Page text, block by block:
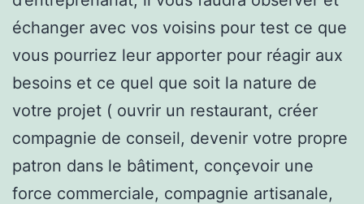
échanger avec vos voisins pour test ce que
vous pourriez leur apporter pour réagir aux
besoins et ce quel que soit la nature de
votre projet ( ouvrir un restaurant, créer
compagnie de conseil, devenir votre propre
patron dans le bâtiment, conçevoir une
force commerciale, compagnie artisanale,